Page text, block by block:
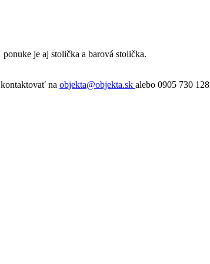
je aj stolička a barová stolička.
na objekta@objekta.sk alebo 0905 730 128